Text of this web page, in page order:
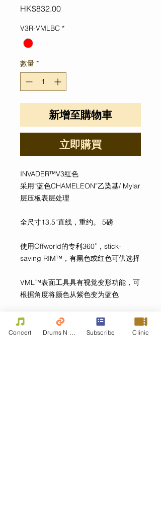
HK$832.00價
V3R-VMLBC *
數量 *
新增至購物車
立即購買
INVADER™V3红色
采用“蓝色CHAMELEON”乙染基/ Mylar
层压板表层处理
全尺寸13.5“直线，重约。 5磅
使用Offworld的专利360˚，stick-
saving RIM™，有黑色或红色可供选择
VML™表面工具具有视觉变形功能，可
根据角度将颜色从紫色变为蓝色
DARKMATTER™防滑可打底座
Concert Subscribe Clinic